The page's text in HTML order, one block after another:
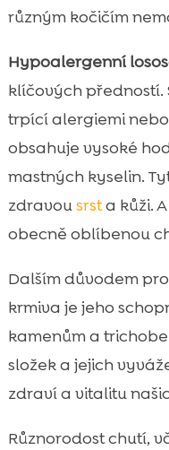
různým kočičím
Hypoalergenní
klíčových předností.
trpící alergiemi
obsahuje vysoké
mastných kyselin.
zdravousrsta kůži.
obecně oblíbenou
Dalším důvodem
krmiva je jeho
kamenům a
složek a jejich
zdraví a vitalitu
Různorodost chutí,